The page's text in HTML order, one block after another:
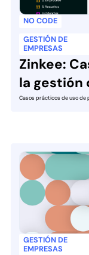
NO CODE
GESTIÓN DE
EMPRESAS
Zinkee:
la gestión
Casos prácticos de uso de
GESTIÓN DE
EMPRESAS